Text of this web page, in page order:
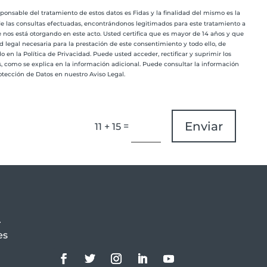
del tratamiento de estos datos es Fidas y la finalidad del mismo es la
las consultas efectuadas, encontrándonos legitimados para este tratamiento a
está otorgando en este acto. Usted certifica que es mayor de 14 años y que
legal necesaria para la prestación de este consentimiento y todo ello, de
en la Política de Privacidad. Puede usted acceder, rectificar y suprimir los
como se explica en la información adicional. Puede consultar la información
de Datos en nuestro Aviso Legal.
11 + 15 = Enviar